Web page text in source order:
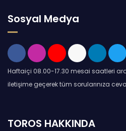
Sosyal Medya
Haftaiçi 08.00-17.30 mesai saatleri
iletişime geçerek tüm sorularınıza
TOROS HAKKINDA